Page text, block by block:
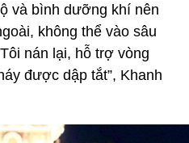
và bình dưỡng khí nên
không thể vào sâu
nán lại, hỗ trợ vòng
được dập tắt”, Khanh